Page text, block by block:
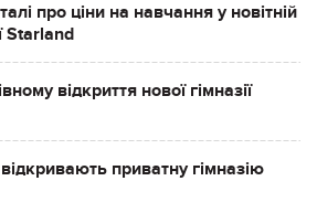
про ціни на навчання у новітній
Starland
відкриття нової гімназії
приватну гімназію